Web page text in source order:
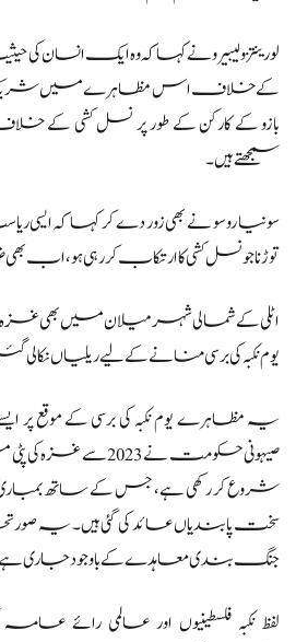
لورینتزو لیبیرو نے کہا کہ وہ ایک انسان کی
کے خلاف اس مظاہرے میں شریک
بازو کے کارکن کے طور پر نسل کشی کے
سمجھتے ہیں۔
سونیا روسو نے بھی زور دے کر کہا کہ
توڑنا جو نسل کشی کا ارتکاب کر رہی ہو، اب بھی
اٹلی کے شمالی شہر میلان میں بھی غزہ
یوم نکبہ کی برسی منانے کے لیے ریلیاں نکالی
یہ مظاہرے یوم نکبہ کی برسی کے موقع
صیہونی حکومت نے
شروع کر رکھی ہے، جس کے ساتھ بمباری
جنگ بندی معاہدے کے باوجود جاری
لفظ نکبہ فلسطینیوں اور عالمی رائے